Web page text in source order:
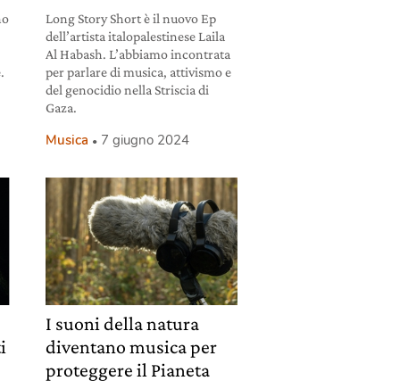
Long Story Short è il nuovo Ep
dell’artista italopalestinese Laila
Al Habash. L’abbiamo incontrata
per parlare di musica, attivismo e
del genocidio nella Striscia di
Gaza.
Musica 7 giugno 2024
I suoni della natura
diventano musica per
proteggere il Pianeta